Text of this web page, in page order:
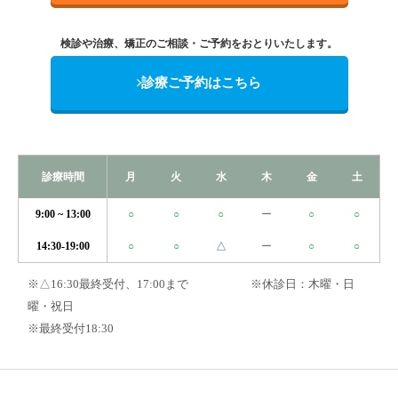
検診や治療、矯正のご相談・ご予約をおとりいたします。
診療ご予約はこちら
診療時間 月 火 水 木 金 土
9:00 ~ 13:00 ○ ○ ○ ー ○ ○
14:30-19:00 ○ ○ △ ー ○ ○
※△16:30最終受付、17:00まで
※休診日：木曜・日
曜・祝日
※最終受付18:30